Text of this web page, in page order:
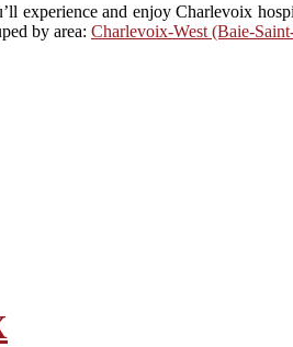
and enjoy Charlevoix
by area: Charlevoix-West (Baie-